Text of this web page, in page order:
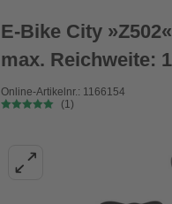
E-Bike City
max. Reichweite:
Online-Artikelnr.: 1166154
(1)